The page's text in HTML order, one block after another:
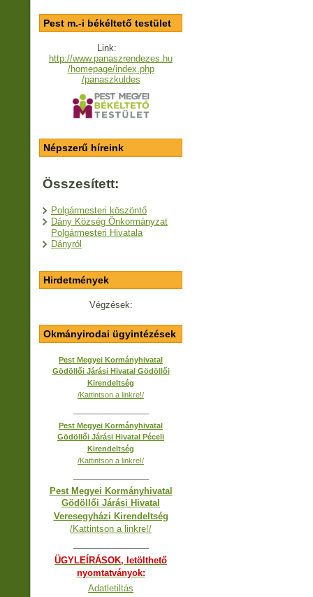
Pest m.-i békéltető testület
Link:
http://www.panaszrendezes.hu
/homepage/index.php
/panaszkuldes
Népszerű híreink
Összesített:
Polgármesteri köszöntő
Dány Község Önkormányzat
Polgármesteri Hivatala
Dányról
Hirdetmények
Végzések:
Okmányirodai ügyintézések
Pest Megyei Kormányhivatal
Gödöllői Járási Hivatal Gödöllői
Kirendeltség
/Kattintson a linkre!/
Pest Megyei Kormányhivatal
Gödöllői Járási Hivatal Péceli
Kirendeltség
/Kattintson a linkre!/
Pest Megyei Kormányhivatal
Gödöllői Járási Hivatal
Veresegyházi Kirendeltség
/Kattintson a linkre!/
ÜGYLEÍRÁSOK, letölthető
nyomtatványok:
Adatletiltás